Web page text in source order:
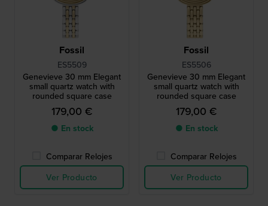
Fossil
ES5509
Genevieve 30 mm Elegant
small quartz watch with
rounded square case
179,00 €
● En stock
Comparar Relojes
Ver Producto
Fossil
ES5506
Genevieve 30 mm Elegant
small quartz watch with
rounded square case
179,00 €
● En stock
Comparar Relojes
Ver Producto